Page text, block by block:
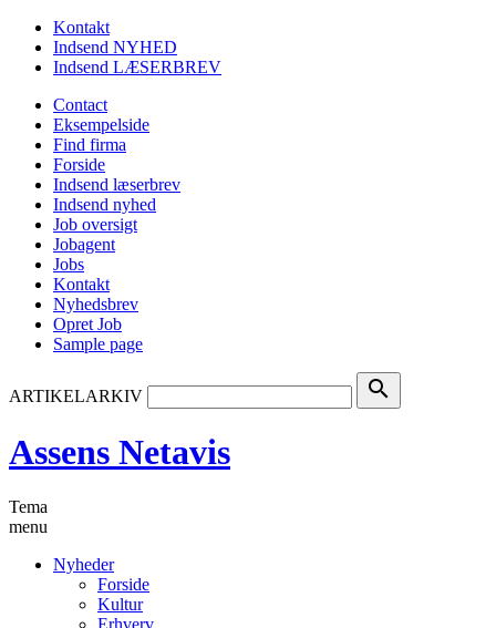
Kontakt
Indsend NYHED
Indsend LÆSERBREV
Contact
Eksempelside
Find firma
Forside
Indsend læserbrev
Indsend nyhed
Job oversigt
Jobagent
Jobs
Kontakt
Nyhedsbrev
Opret Job
Sample page
ARTIKELARKIV search
Assens Netavis
Tema
menu
Nyheder
Forside
Kultur
Erhverv